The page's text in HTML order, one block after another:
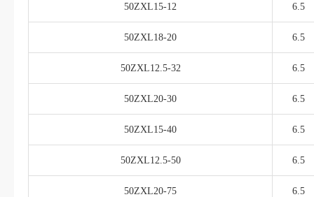
50ZXL15-12 6.5
50ZXL18-20 6.5
50ZXL12.5-32 6.5
50ZXL20-30 6.5
50ZXL15-40 6.5
50ZXL12.5-50 6.5
50ZXL20-75 6.5